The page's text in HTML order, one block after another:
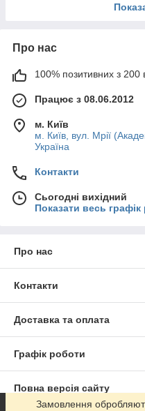
Про нас
100% позитивних з 200
Працює з 08.06.2012
м. Київ
м. Київ, вул. Мрії
Україна
Контакти
Сьогодні вихідний
Показати весь графік
Про нас
Контакти
Доставка та оплата
Графік роботи
Повна версія сайту
Замовлення